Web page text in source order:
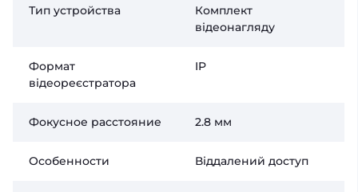
Тип устройства
Комплект
відеонагляду
Формат
відеореєстратора
IP
Фокусное расстояние 2.8 мм
Особенности Віддалений доступ